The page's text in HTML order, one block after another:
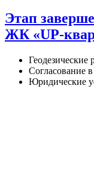
Этап
ЖК «UP-
Геодезические
Согласование в
Юридические